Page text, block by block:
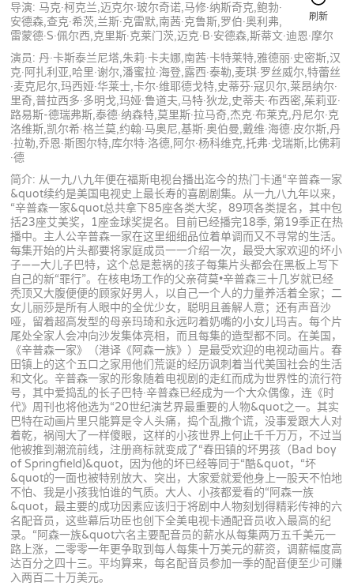
刷新
导演: 马克·柯克兰,迈克尔·玻尔奇诺,马修·纳斯奇克,鲍勃·
安德森,查克·希茨,兰斯·克雷默,南茜·克鲁斯,罗伯·奥利弗,
雷蒙德·S·佩尔西,克里斯·克莱门茨,迈克·B·安德森,斯蒂文·迪恩·摩尔
演员: 丹·卡斯泰兰尼塔,朱莉·卡夫娜,南茜·卡特莱特,雅德丽·史密斯,汉
克·阿扎利亚,哈里·谢尔,潘蜜拉·海登,露西·泰勒,麦琪·罗丝威尔,特蕾丝
·麦克尼尔,玛西娅·华莱士,卡尔·维耶德戈特,史蒂芬·寇贝尔,莱昂纳尔·
里奇,普拉西多·多明戈,玛娅·鲁道夫,马特·狄龙,史蒂夫·布西密,茱莉亚·
路易斯-德瑞弗斯,泰德·纳森特,莫里斯·拉马奇,杰克·布莱克,丹尼尔·克
洛维斯,凯尔希·格兰莫,约翰·马奥尼,基斯·奥伯曼,戴维·海德·皮尔斯,丹
·拉勒,乔恩·斯图尔特,库尔特·洛德,阿尔·杨科维克,托弗·戈瑞斯,比佛莉
·德
简介: 从一九八九年便在福斯电视台播出迄今的热门卡通“辛普森一家
&quot续约是美国电视史上最长寿的喜剧剧集。从一九八九年以来，
“辛普森一家&quot总共拿下85座各类大奖，89项各类提名，其中包
括23座艾美奖，1座金球奖提名。目前已经播完18季, 第19季正在热
播中。主人公辛普森一家在这里细细品位着单调而又不寻常的生活。
每集开始的片头都要将家庭成员一一介绍一次，最受大家欢迎的坏小
子——大儿子巴特，这个总是惹祸的孩子每集片头都会在黑板上写下
自己的新“罪行”。在核电场工作的父亲荷莫•辛普森三十几岁就已经
秃顶又大腹便便的顾家好男人，以自己一个人的力量养活着全家；二
女儿丽莎是所有人眼中的全优少女，聪明且善解人意；还有声音沙
哑，留着超高发型的母亲玛琦和永远叼着奶嘴的小女儿玛吉。每个片
尾处全家人会冲向沙发集体亮相，而且每集的造型都不同。在美国，
《辛普森一家》（港译《阿森一族》）是最受欢迎的电视动画片。春
田镇上的这个五口之家用他们荒诞的经历讽刺着当代美国社会的生活
和文化。辛普森一家的形象随着电视剧的走红而成为世界性的流行符
号，其中爱捣乱的长子巴特·辛普森已经成为一个大众偶像，连《时
代》周刊也将他选为“20世纪演艺界最重要的人物&quot之一。其实
巴特在动画片里只能算是令人头痛，捣个乱撒个谎，没事爱跟大人对
着乾，祸闯大了一样傻眼，这样的小孩世界上何止千千万万，不过当
他被推到潮流前线，注册商标就变成了“春田镇的坏男孩（Bad boy
of Springfield)&quot，因为他的坏已经等同于“酷&quot，“坏
&quot的一面也被特别放大、突出，大家爱就爱他身上一股天不怕地
不怕、我是小孩我怕谁的气质。大人、小孩都爱看的“阿森一族
&quot，最主要的成功因素应该归于将剧中人物刻划得精彩传神的六
名配音员，这些幕后功臣也创下全美电视卡通配音员收入最高的纪
录。“阿森一族&quot六名主要配音员的薪水从每集两万五千美元一
路上涨，二零零一年更争取到每人每集十万美元的薪资，调薪幅度高
达百分之四十三。平均算来，每名配音员参加一季的配音便至少可赚
入两百二十万美元。